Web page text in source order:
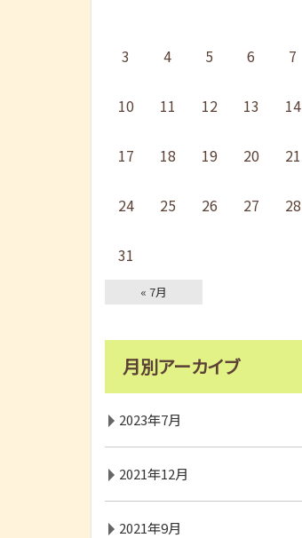
3 4 5 6 7
10 11 12 13 14
17 18 19 20 21
24 25 26 27 28
31
« 7月
月別アーカイブ
2023年7月
2021年12月
2021年9月